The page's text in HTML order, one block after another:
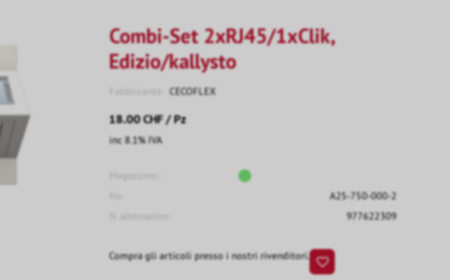
Combi-Set 2xRJ45/1xClik,
Edizio/kallysto
CECOFLEX
18.00CHF/ Pz
inc 8.1% IVA
A25-750-000-2
977622309
Compra gli articoli presso i nostri rivenditori.